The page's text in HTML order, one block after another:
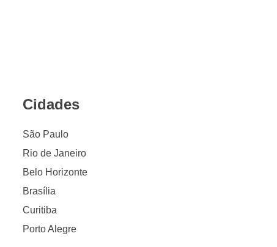
Cidades
São Paulo
Rio de Janeiro
Belo Horizonte
Brasília
Curitiba
Porto Alegre